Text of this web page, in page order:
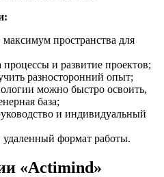
пространства для
и развитие проектов;
разносторонний опыт;
можно быстро освоить,
база;
и индивидуальный
формат работы.
«Actimind»